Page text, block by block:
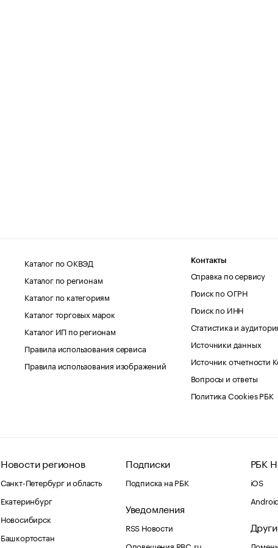
Каталог по ОКВЭД
Каталог по регионам
Каталог по категориям
Каталог торговых марок
Каталог ИП по регионам
Правила использования сервиса
Правила использования изображений
Контакты
Справка по сервису
Поиск по ОГРН
Поиск по ИНН
Статистика и
Источники данных
Источник отчетности
Вопросы и ответы
Политика Cookies РБК
Новости регионов
Санкт-Петербург и область
Екатеринбург
Новосибирск
Башкортостан
Подписки
Подписка на РБК
Уведомления
RSS Новости
Оповещения RBC.ru
РБК
iOS